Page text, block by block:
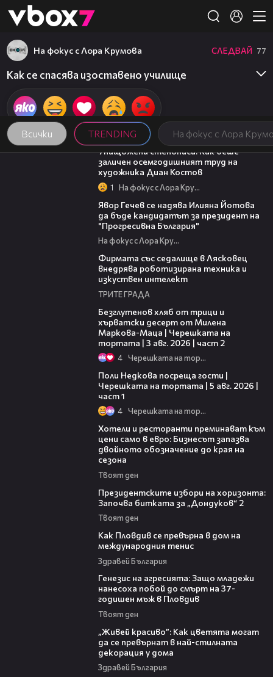
👾
Всички TRENDING На фокус с Лора
На фокус с Лора Крумова СЛЕДВАЙ 77
Как се спасява изоставено училище
13:45
Унищожени стенописи: Как беше
заличен осемгодишният труд на
художника Диан Костов
1 На фокус с Лора Крумова
Явор Гечев се надява Илияна Йотова
да бъде кандидатът за президент на
"Прогресивна България"
На фокус с Лора Крумова
Фирмата със седалище в Лясковец
внедрява роботизирана техника и
изкуствен интелект
ТРИТЕ ГРАДА
Безглутенов хляб от трици и
хърватски десерт от Милена
Маркова-Маца | Черешката на
тортата | 3 авг. 2026 | част 2
4 Черешката на тортата
Поли Недкова посреща гости |
Черешката на тортата | 5 авг. 2026 |
част 1
4 Черешката на тортата
Хотели и ресторанти преминават към
цени само в евро: Бизнесът запазва
двойното обозначение до края на
сезона
Твоят ден
Президентските избори на хоризонта:
Започва битката за „Дондуков“ 2
Твоят ден
Как Пловдив се превърна в дом на
международния тенис
Здравей България
Генезис на агресията: Защо младежи
нанесоха побой до смърт на 37-
годишен мъж в Пловдив
Твоят ден
„Живей красиво”: Как цветята могат
да се превърнат в най-стилната
декорация у дома
Здравей България